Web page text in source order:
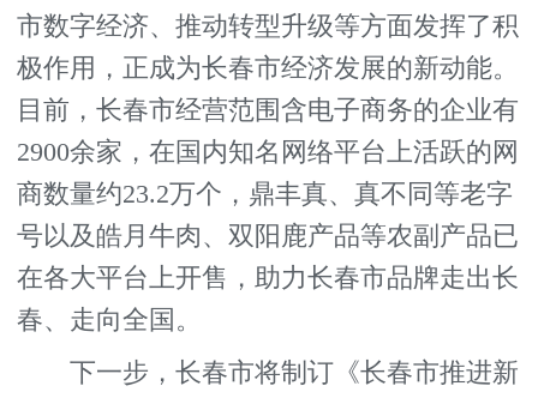
市数字经济、推动转型升级等方面发挥了积
极作用，正成为长春市经济发展的新动能。
目前，长春市经营范围含电子商务的企业有
2900余家，在国内知名网络平台上活跃的网
商数量约23.2万个，鼎丰真、真不同等老字
号以及皓月牛肉、双阳鹿产品等农副产品已
在各大平台上开售，助力长春市品牌走出长
春、走向全国。
下一步，长春市将制订《长春市推进新